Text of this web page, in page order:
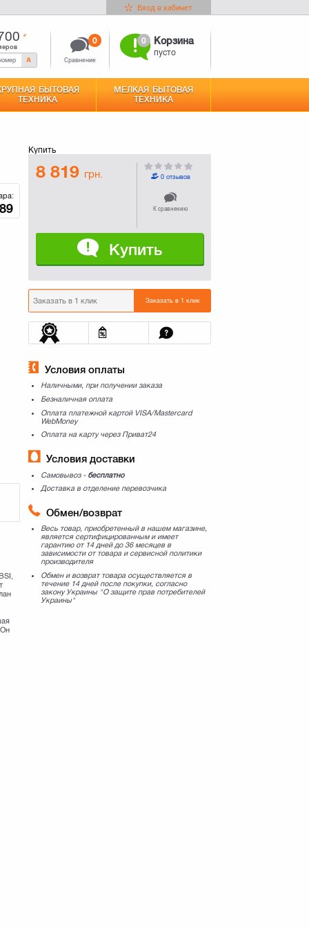
Вход в кабинет
Сравнение
0 0 Корзина
пусто
БЫТОВАЯ
ТЕХНИКА
МЕЛКАЯ БЫТОВАЯ
ТЕХНИКА
Купить
Он
8 819 грн. 0 отзывов
К сравнению
Купить
Заказать в 1 клик
Условия оплаты
Наличными, при получении заказа
Безналичная оплата
Оплата платежной картой VISA/Mastercard
WebMoney
Оплата на карту через Приват24
Условия доставки
Самовывоз - бесплатно
Доставка в отделение перевозчика
Обмен/возврат
Весь товар, приобретенный в нашем магазине,
является сертифицированным и имеет
гарантию от 14 дней до 36 месяцев в
зависимости от товара и сервисной политики
производителя
Обмен и возврат товара осуществляется в
течение 14 дней после покупки, согласно
закону Украины "О защите прав потребителей
Украины"